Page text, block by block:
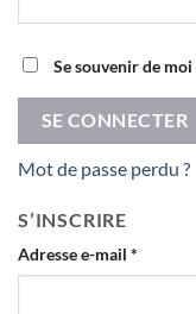
Se souvenir de moi
SE CONNECTER
Mot de passe perdu ?
S’INSCRIRE
Adresse e-mail *